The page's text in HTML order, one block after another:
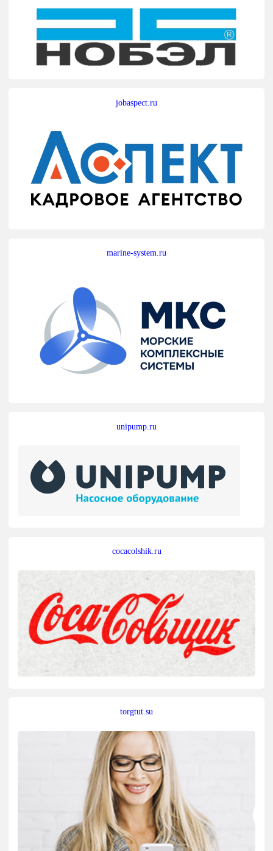
jobaspect.ru
marine-system.ru
unipump.ru
cocacolshik.ru
torgtut.su